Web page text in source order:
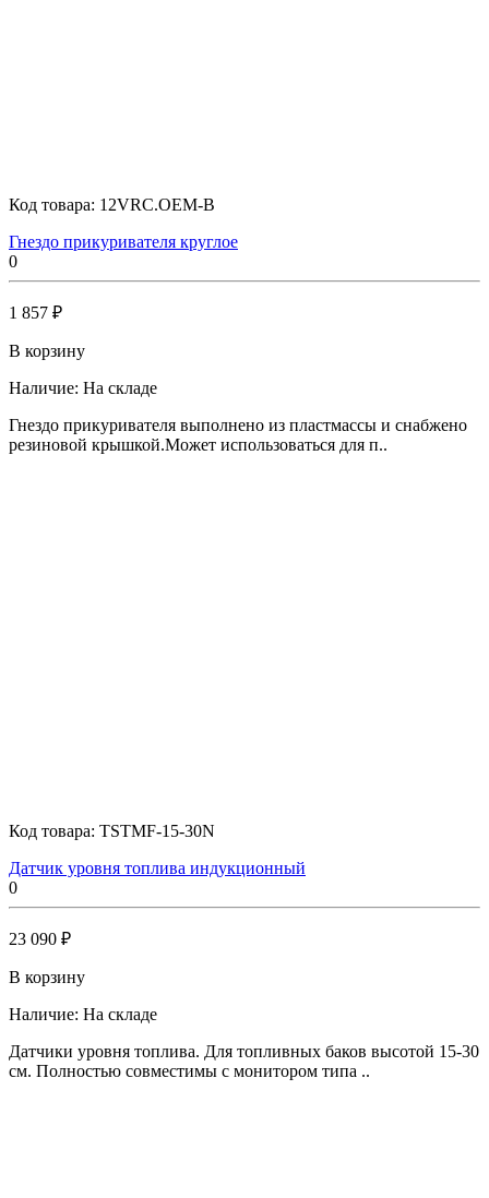
Код товара: 12VRC.OEM-B
Гнездо прикуривателя круглое
0
1 857 ₽
В корзину
Наличие: На складе
Гнездо прикуривателя выполнено из пластмассы и снабжено
резиновой крышкой.Может использоваться для п..
Код товара: TSTMF-15-30N
Датчик уровня топлива индукционный
0
23 090 ₽
В корзину
Наличие: На складе
Датчики уровня топлива. Для топливных баков высотой 15-30
см. Полностью совместимы с монитором типа ..